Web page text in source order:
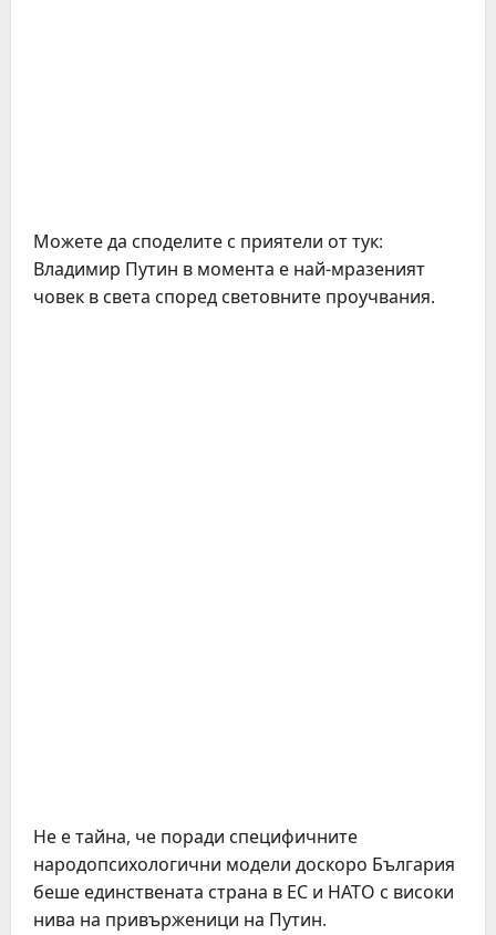
Можете да споделите с приятели от тук:
Владимир Путин в момента е най-мразеният
човек в света според световните проучвания.
Не е тайна, че поради специфичните
народопсихологични модели доскоро България
беше единствената страна в ЕС и НАТО с високи
нива на привърженици на Путин.